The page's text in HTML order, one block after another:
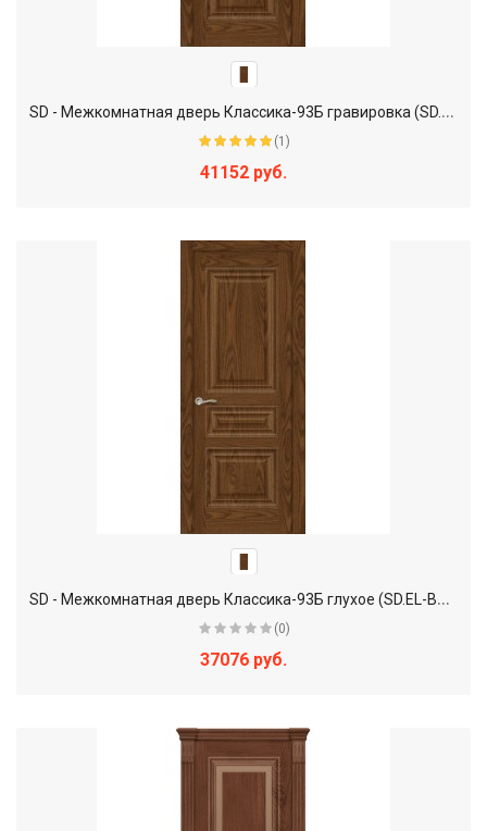
S
D - Межкомнатная дверь Классика-93Б гравировка (SD.EL-BR2)
(1)
41152 руб.
S
D - Межкомнатная дверь Классика-93Б глухое (SD.EL-BR2)
(0)
37076 руб.